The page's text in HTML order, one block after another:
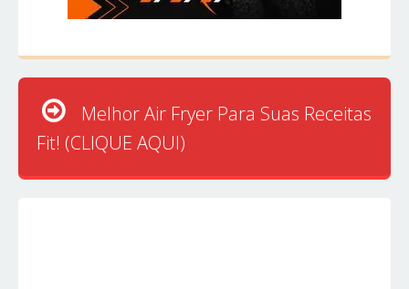
Melhor Air Fryer Para Suas Receitas
Fit! (CLIQUE AQUI)